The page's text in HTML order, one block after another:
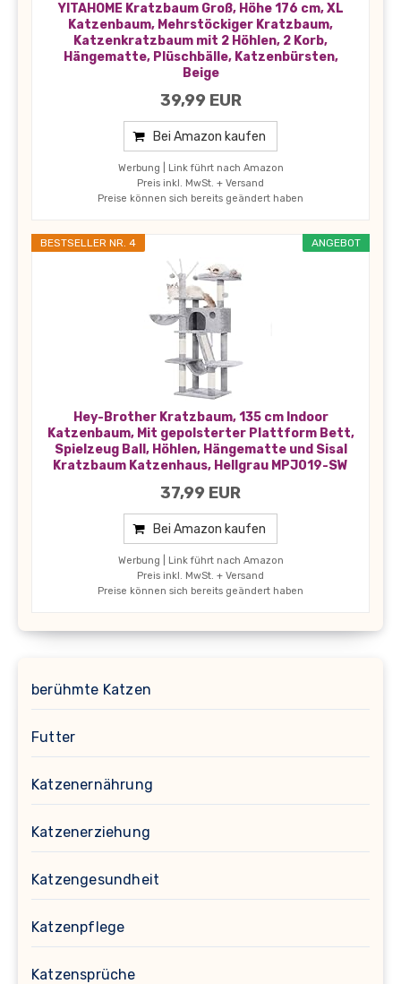
YITAHOME Kratzbaum Groß, Höhe 176 cm, XL
Katzenbaum, Mehrstöckiger Kratzbaum,
Katzenkratzbaum mit 2 Höhlen, 2 Korb,
Hängematte, Plüschbälle, Katzenbürsten,
Beige
39,99 EUR
Bei Amazon kaufen
Werbung | Link führt nach Amazon
Preis inkl. MwSt. + Versand
Preise können sich bereits geändert haben
ANGEBOT
BESTSELLER NR. 4
Hey-Brother Kratzbaum, 135 cm Indoor
Katzenbaum, Mit gepolsterter Plattform Bett,
Spielzeug Ball, Höhlen, Hängematte und Sisal
Kratzbaum Katzenhaus, Hellgrau MPJ019-SW
37,99 EUR
Bei Amazon kaufen
Werbung | Link führt nach Amazon
Preis inkl. MwSt. + Versand
Preise können sich bereits geändert haben
berühmte Katzen
Futter
Katzenernährung
Katzenerziehung
Katzengesundheit
Katzenpflege
Katzensprüche